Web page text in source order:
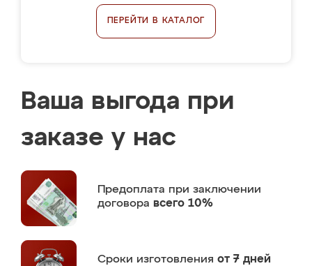
ПЕРЕЙТИ В КАТАЛОГ
Ваша выгода при
заказе у нас
Предоплата при заключении
договора всего 10%
Сроки изготовления от 7 дней